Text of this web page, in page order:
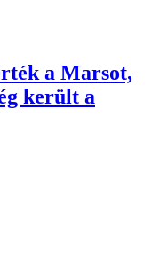
a Marsot,
került a